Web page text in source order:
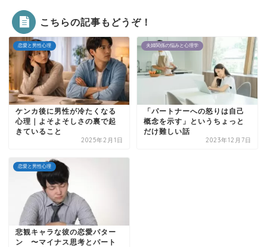
こちらの記事もどうぞ！
恋愛と男性心理
ケンカ後に男性が冷たくなる
心理｜よそよそしさの裏で起
きていること
2025年2月1日
夫婦関係の悩みと心理学
「パートナーへの怒りは自己
概念を示す」というちょっと
だけ難しい話
2023年12月7日
恋愛と男性心理
悲観キャラな彼の恋愛パター
ン 〜マイナス思考とパート